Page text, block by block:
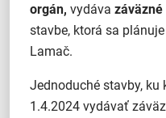
orgán, vydáva
stavbe, ktorá sa
Lamač.
Jednoduché stavby,
1.4.2024 vydávať